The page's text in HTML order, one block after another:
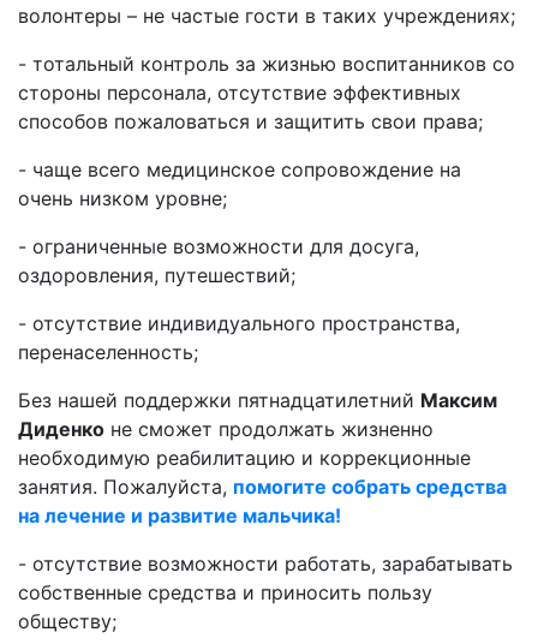
волонтеры – не частые гости в таких учреждениях;
- тотальный контроль за жизнью воспитанников со
стороны персонала, отсутствие эффективных
способов пожаловаться и защитить свои права;
- чаще всего медицинское сопровождение на
очень низком уровне;
- ограниченные возможности для досуга,
оздоровления, путешествий;
- отсутствие индивидуального пространства,
перенаселенность;
Без нашей поддержки пятнадцатилетний Максим
Диденко не сможет продолжать жизненно
необходимую реабилитацию и коррекционные
занятия. Пожалуйста, помогите собрать средства
на лечение и развитие мальчика!
- отсутствие возможности работать, зарабатывать
собственные средства и приносить пользу
обществу;